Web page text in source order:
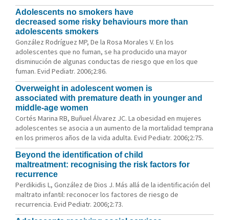
Adolescents no smokers have
decreased some risky behaviours more than
adolescents smokers
González Rodríguez MP, De la Rosa Morales V. En los
adolescentes que no fuman, se ha producido una mayor
disminución de algunas conductas de riesgo que en los que
fuman. Evid Pediatr. 2006;2:86.
Overweight in adolescent women is
associated with premature death in younger and
middle-age women
Cortés Marina RB, Buñuel Álvarez JC. La obesidad en mujeres
adolescentes se asocia a un aumento de la mortalidad temprana
en los primeros años de la vida adulta. Evid Pediatr. 2006;2:75.
Beyond the identification of child
maltreatment: recognising the risk factors for
recurrence
Perdikidis L, González de Dios J. Más allá de la identificación del
maltrato infantil: reconocer los factores de riesgo de
recurrencia. Evid Pediatr. 2006;2:73.